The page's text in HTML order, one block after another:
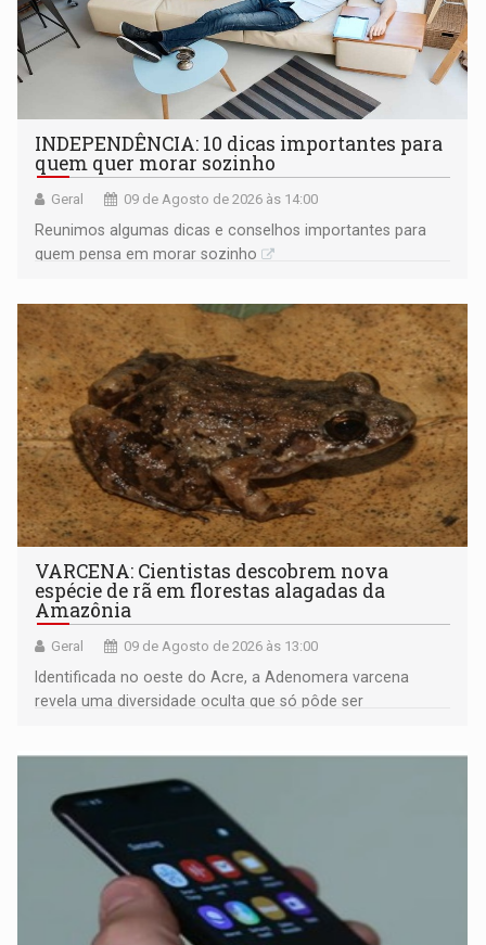
INDEPENDÊNCIA: 10 dicas importantes para
quem quer morar sozinho
Geral 09 de Agosto de 2026 às 14:00
Reunimos algumas dicas e conselhos importantes para
quem pensa em morar sozinho
VARCENA: Cientistas descobrem nova
espécie de rã em florestas alagadas da
Amazônia
Geral 09 de Agosto de 2026 às 13:00
Identificada no oeste do Acre, a Adenomera varcena
revela uma diversidade oculta que só pôde ser